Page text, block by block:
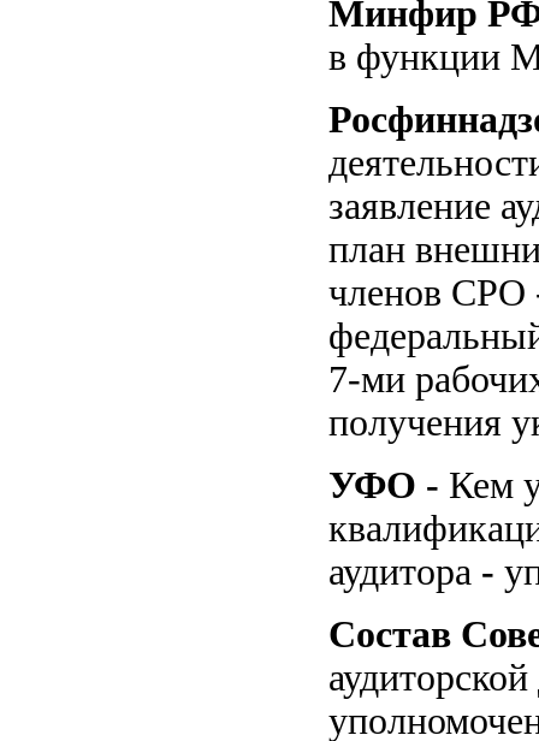
Минфир
в функции
заявление
план
членов СРО
7-ми
получения
УФО - Кем
аудитора -
Состав